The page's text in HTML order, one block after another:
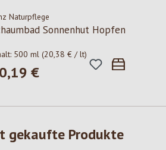
Naturpflege
Sonnenhut Hopfen
500 ml (20,38 € / lt)
Preis:
€
gekaufte Produkte